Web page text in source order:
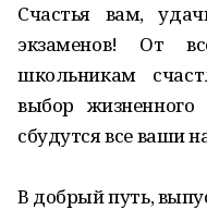
Счастья вам,
экзаменов! От
школьникам
выбор
сбудутся все ваши
В добрый путь,